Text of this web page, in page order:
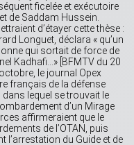
ficelée et exécutoire
de Saddam Hussein.
d’étayer cette thèse :
Longuet, déclara « qu’un
qui sortait de force de
Kadhafi…» [BFMTV du 20
le journal Opex
français de la défense
lequel se trouvait le
d’un Mirage
affirmeraient que le
de l’OTAN, puis
l’arrestation du Guide et de